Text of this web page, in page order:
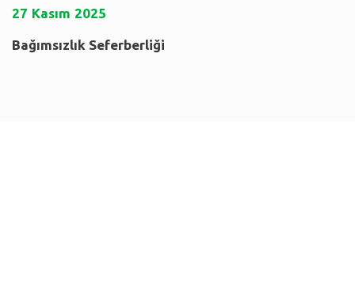
27 Kasım 2025
Bağımsızlık Seferberliği